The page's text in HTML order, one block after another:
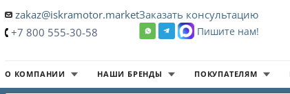
zakaz@iskramotor.market
+7 800 555-30-58
Заказать консультацию
Пишите нам!
О КОМПАНИИ НАШИ БРЕНДЫ ПОКУПАТЕЛЯМ